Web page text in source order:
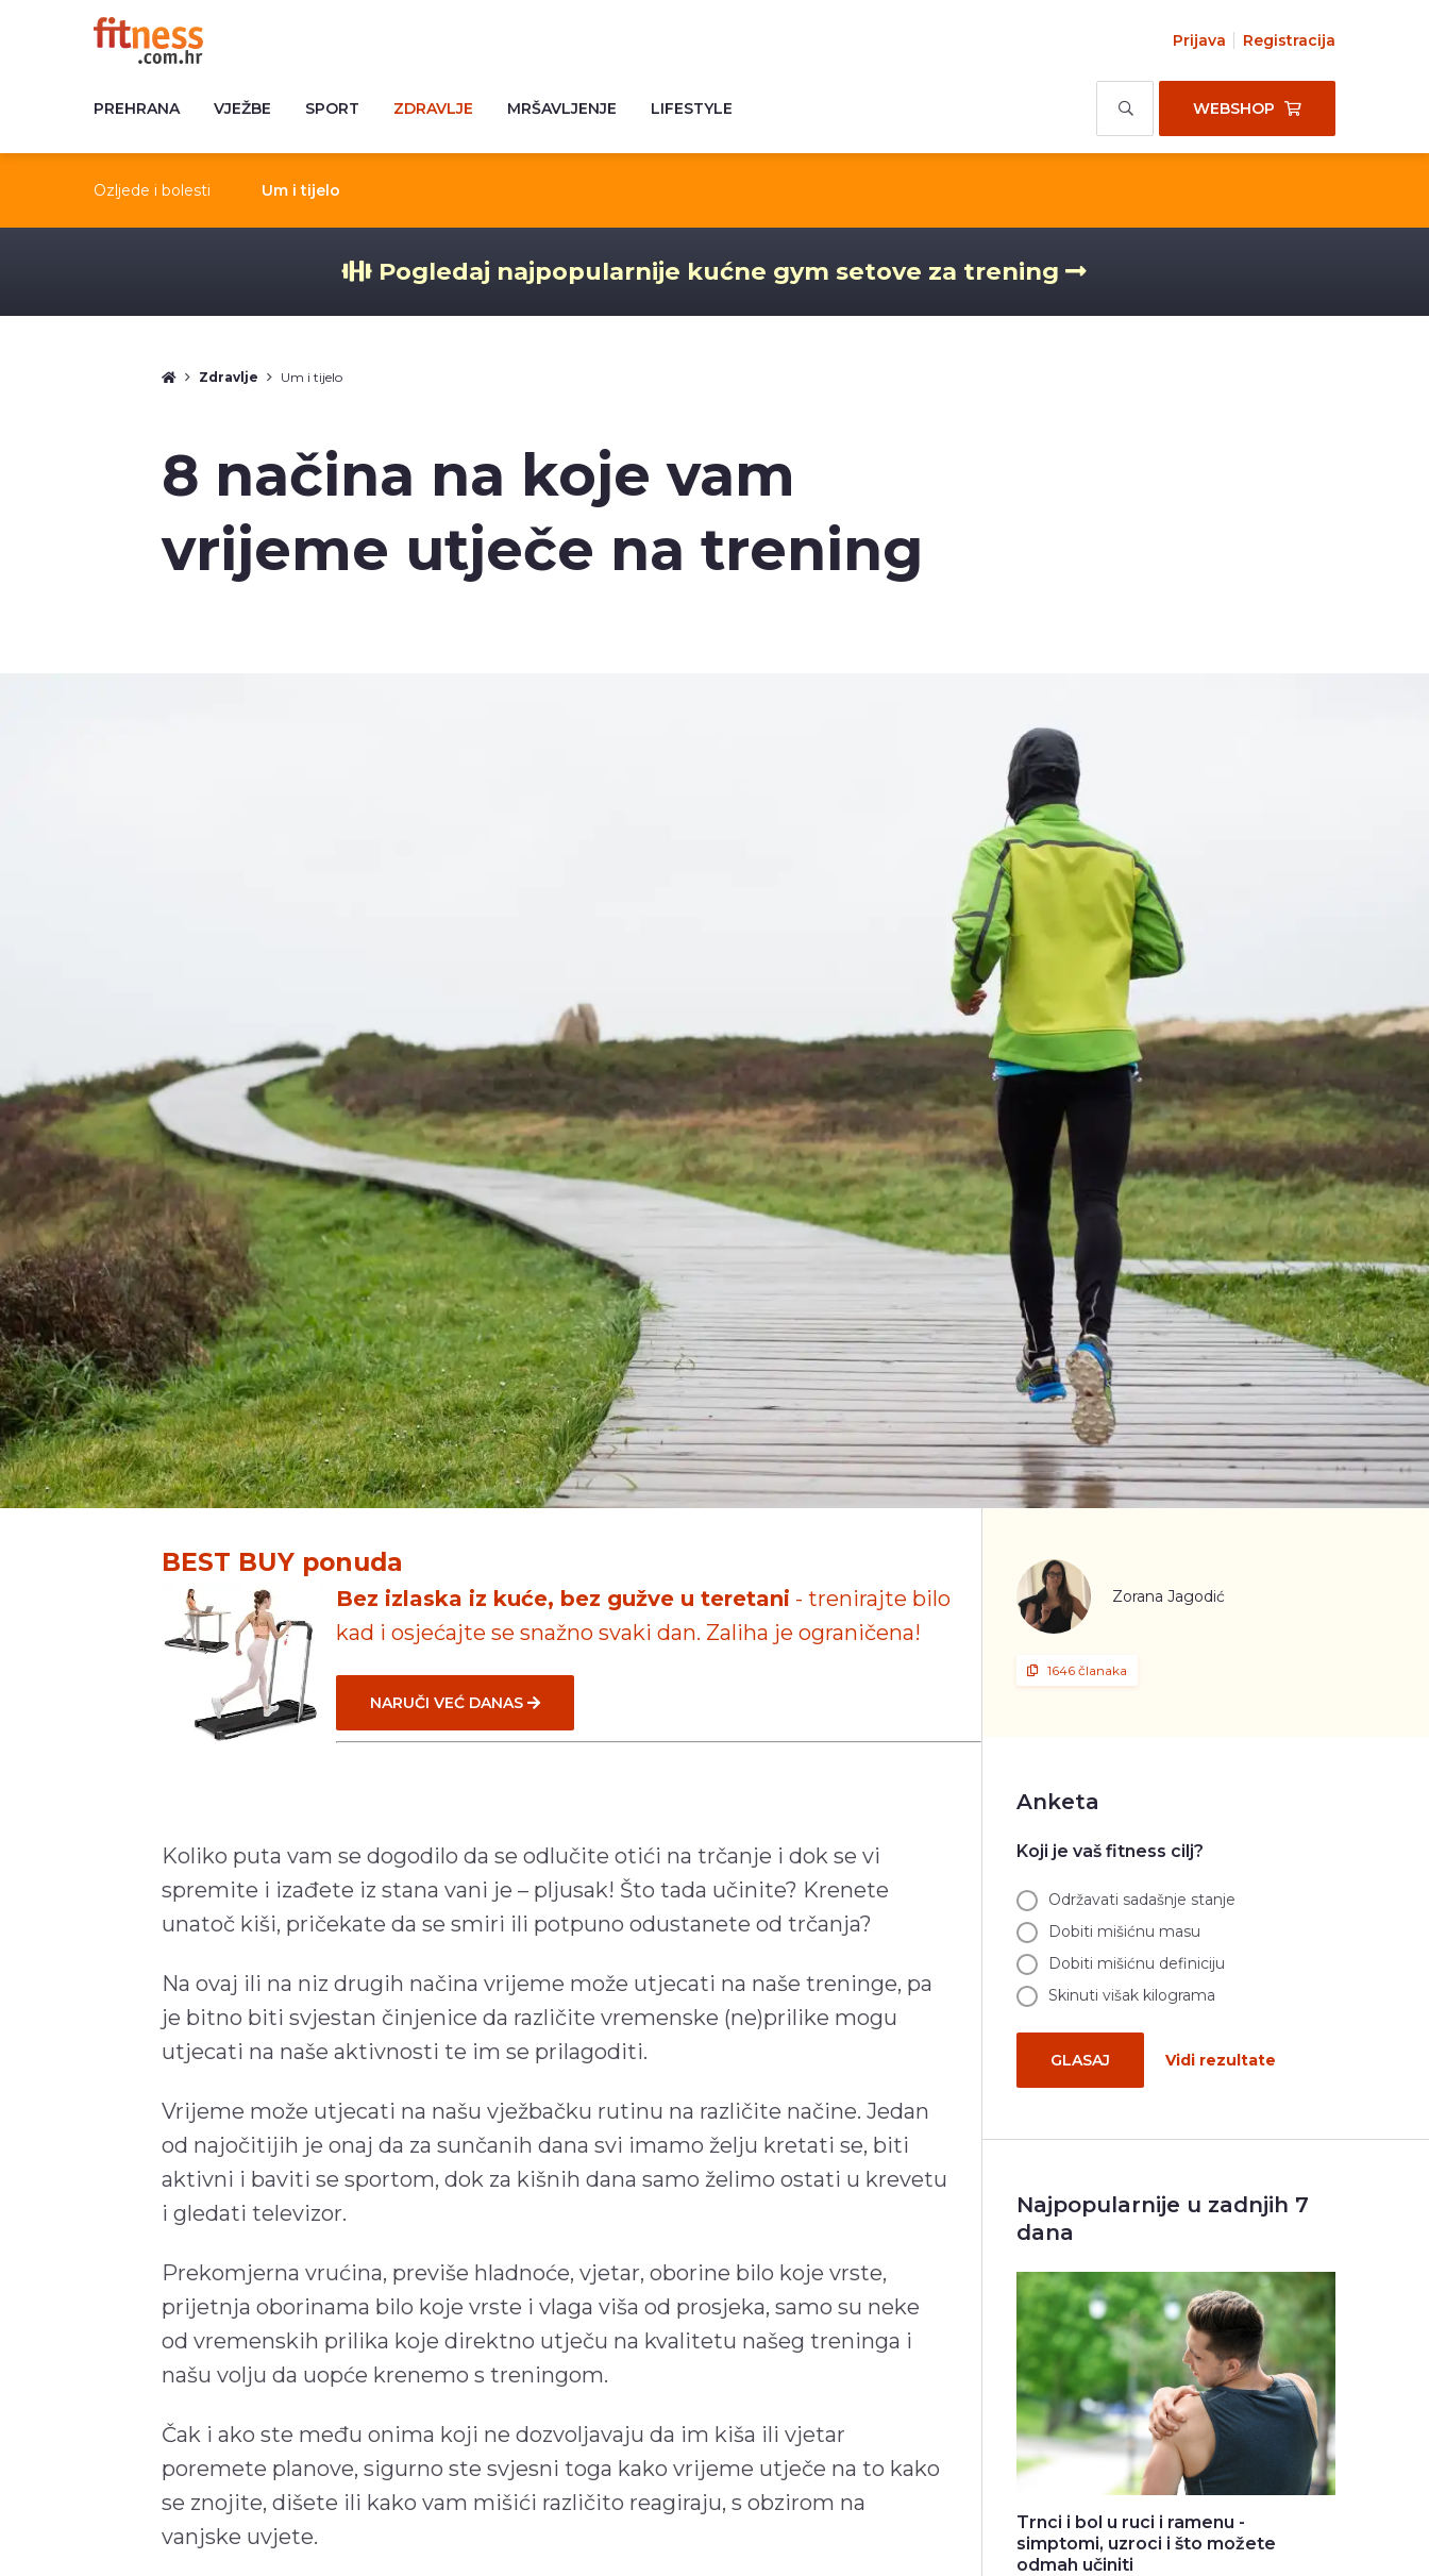
Prijava Registracija
PREHRANA VJEŽBE SPORT ZDRAVLJE MRŠAVLJENJE LIFESTYLE WEBSHOP
Ozljede i bolesti Um i tijelo
Pogledaj najpopularnije kućne gym setove za trening
Zdravlje Um i tijelo
8 načina na koje vam
vrijeme utječe na trening
BEST BUY ponuda
Bez izlaska iz kuće, bez gužve u teretani - trenirajte bilo
kad i osjećajte se snažno svaki dan. Zaliha je ograničena!
NARUČI VEĆ DANAS
Koliko puta vam se dogodilo da se odlučite otići na trčanje i dok se vi
spremite i izađete iz stana vani je – pljusak! Što tada učinite? Krenete
unatoč kiši, pričekate da se smiri ili potpuno odustanete od trčanja?
Na ovaj ili na niz drugih načina vrijeme može utjecati na naše treninge, pa
je bitno biti svjestan činjenice da različite vremenske (ne)prilike mogu
utjecati na naše aktivnosti te im se prilagoditi.
Vrijeme može utjecati na našu vježbačku rutinu na različite načine. Jedan
od najočitijih je onaj da za sunčanih dana svi imamo želju kretati se, biti
aktivni i baviti se sportom, dok za kišnih dana samo želimo ostati u krevetu
i gledati televizor.
Prekomjerna vrućina, previše hladnoće, vjetar, oborine bilo koje vrste,
prijetnja oborinama bilo koje vrste i vlaga viša od prosjeka, samo su neke
od vremenskih prilika koje direktno utječu na kvalitetu našeg treninga i
našu volju da uopće krenemo s treningom.
Čak i ako ste među onima koji ne dozvoljavaju da im kiša ili vjetar
poremete planove, sigurno ste svjesni toga kako vrijeme utječe na to kako
se znojite, dišete ili kako vam mišići različito reagiraju, s obzirom na
vanjske uvjete.
Zorana Jagodić
1646 članaka
Anketa
Koji je vaš fitness cilj?
Održavati sadašnje stanje
Dobiti mišićnu masu
Dobiti mišićnu definiciju
Skinuti višak kilograma
GLASAJ Vidi rezultate
Najpopularnije u zadnjih 7
dana
Trnci i bol u ruci i ramenu -
simptomi, uzroci i što možete
odmah učiniti